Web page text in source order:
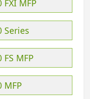
MFP
Series
MFP
MFP